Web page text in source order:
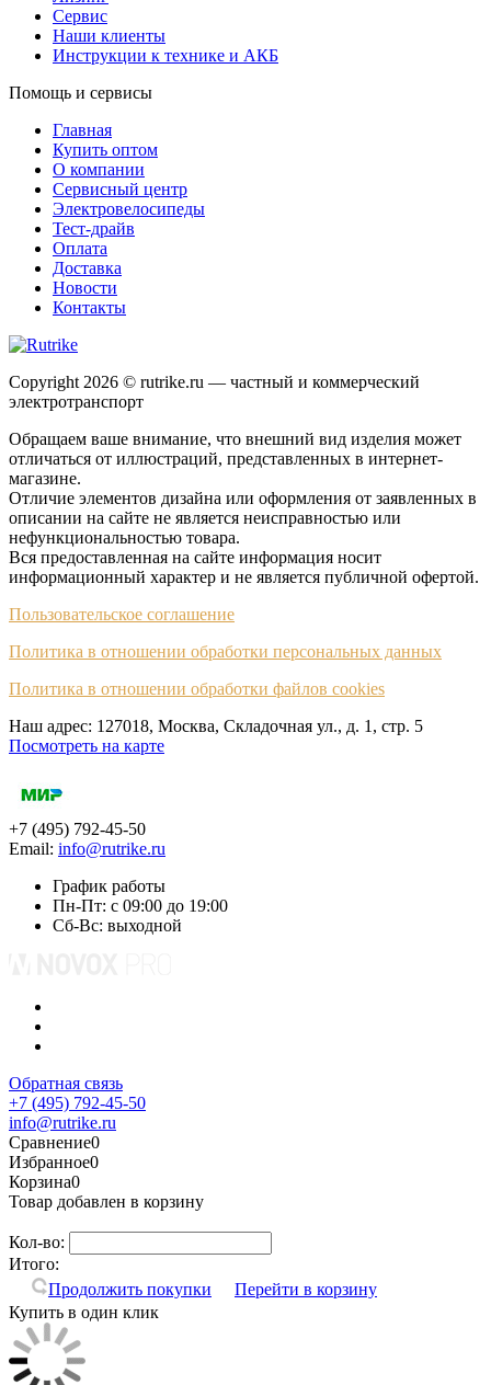
Сервис
Наши клиенты
Инструкции к технике и АКБ
Помощь и сервисы
Главная
Купить оптом
О компании
Сервисный центр
Электровелосипеды
Тест-драйв
Оплата
Доставка
Новости
Контакты
Copyright 2026 © rutrike.ru — частный и коммерческий
электротранспорт
Обращаем ваше внимание, что внешний вид изделия может
отличаться от иллюстраций, представленных в интернет-
магазине.
Отличие элементов дизайна или оформления от заявленных в
описании на сайте не является неисправностью или
нефункциональностью товара.
Вся предоставленная на сайте информация носит
информационный характер и не является публичной офертой.
Пользовательское соглашение
Политика в отношении обработки персональных данных
Политика в отношении обработки файлов cookies
Наш адрес: 127018, Москва, Складочная ул., д. 1, cтр. 5
Посмотреть на карте
+7 (495) 792-45-50
Email: info@rutrike.ru
График работы
Пн-Пт: с 09:00 до 19:00
Сб-Вс: выходной
Обратная связь
+7 (495) 792-45-50
info@rutrike.ru
Сравнение0
Избранное0
Корзина0
Товар добавлен в корзину
Кол-во:
Итого:
Продолжить покупки
Перейти в корзину
Купить в один клик